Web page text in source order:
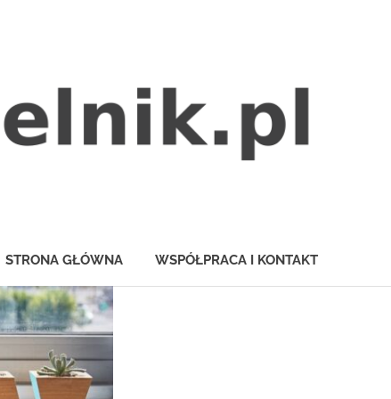
STRONA GŁÓWNA WSPÓŁPRACA I KONTAKT